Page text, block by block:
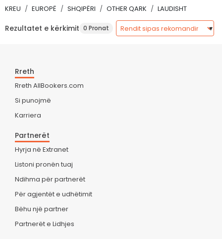
KREU EUROPË SHQIPËRI OTHER QARK LAUDISHT
Rezultatet e kërkimit 0 Pronat
Rreth
Rreth AllBookers.com
Si punojmë
Karriera
Partnerët
Hyrja në Extranet
Listoni pronën tuaj
Ndihma për partnerët
Për agjentët e udhëtimit
Bëhu një partner
Partnerët e Lidhjes